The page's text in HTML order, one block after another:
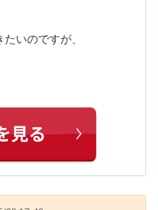
いのですが、